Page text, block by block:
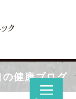
健康ブログ